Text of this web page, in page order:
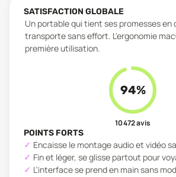
SATISFACTION GLOBALE
Un portable qui tient ses promesses en
transporte sans effort. L'ergonomie
première utilisation.
94%
10 472avis
POINTS FORTS
Encaisse le montage audio et vidéo
Fin et léger, se glisse partout pour
L'interface se prend en main sans